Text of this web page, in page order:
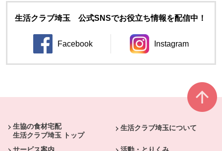
生活クラブ埼玉 公式SNSでお役立ち情報を配信中！
Facebook
別のウィンドウで開きます。
Instagram
別のウィンドウ
生協の食材宅配
生活クラブ埼玉 トップ
生活クラブ埼玉について